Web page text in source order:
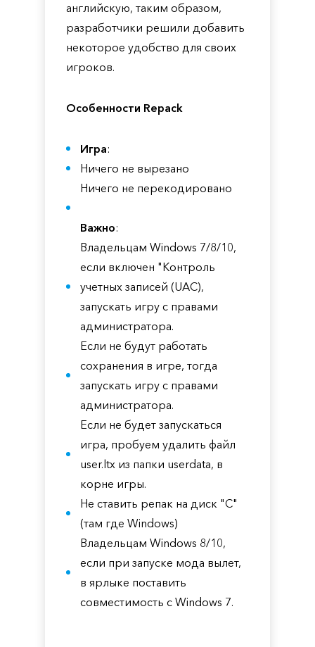
английскую, таким образом,
разработчики решили добавить
некоторое удобство для своих
игроков.
Особенности Repack
Игра:
Ничего не вырезано
Ничего не перекодировано
Важно:
Владельцам Windows 7/8/10,
если включен "Контроль
учетных записей (UAC),
запускать игру с правами
администратора.
Если не будут работать
сохранения в игре, тогда
запускать игру с правами
администратора.
Если не будет запускаться
игра, пробуем удалить файл
user.ltx из папки userdata, в
корне игры.
Не ставить репак на диск "С"
(там где Windows)
Владельцам Windows 8/10,
если при запуске мода вылет,
в ярлыке поставить
совместимость с Windows 7.